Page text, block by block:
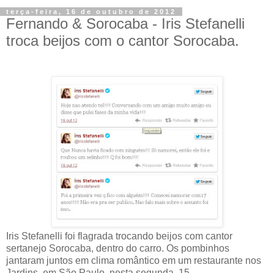
terça-feira, 16 de outubro de 2012
Fernando & Sorocaba - Iris Stefanelli
troca beijos com o cantor Sorocaba.
Iris Stefanelli foi flagrada trocando beijos com cantor
sertanejo Sorocaba, dentro do carro. Os pombinhos
jantaram juntos em clima romântico em um restaurante nos